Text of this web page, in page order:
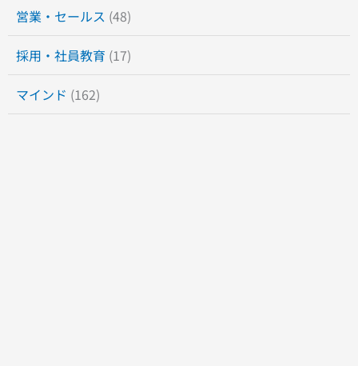
営業・セールス (48)
採用・社員教育 (17)
マインド (162)